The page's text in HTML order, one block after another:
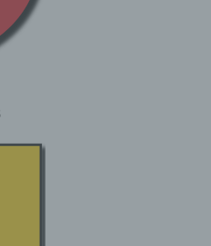
physiologischen,
wirtschaftlichen,
Identität dieser
sind, identifiziert werden
jede identifizierte oder
Person, deren
Daten von dem für die
verarbeitet